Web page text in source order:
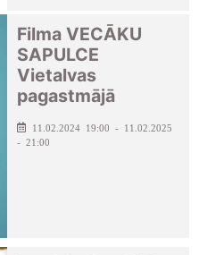
Filma VECĀKU
SAPULCE
Vietalvas
pagastmājā
11.02.2024 19:00 - 11.02.2025
- 21:00